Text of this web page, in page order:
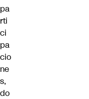
pa
rti
ci
pa
cio
ne
s,
do